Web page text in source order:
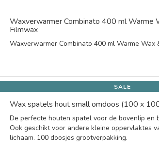
Waxverwarmer Combinato 400 ml Warme
Filmwax
Waxverwarmer Combinato 400 ml Warme Wax
SALE
Wax spatels hout small omdoos (100 x
De perfecte houten spatel voor de bovenlip en
Ook geschikt voor andere kleine oppervlaktes
lichaam. 100 doosjes grootverpakking.